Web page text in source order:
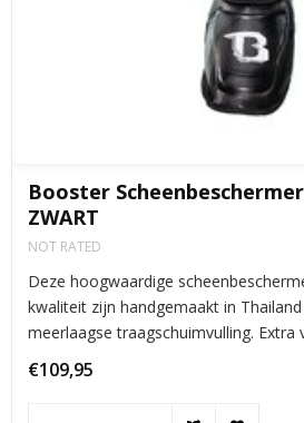
Booster
ZWART
NOT RATED
Deze hoogwaardige
kwaliteit zijn handgemaakt in
meerlaagse traagschuimvulling. Extra
en scheenbeen zijn voor extra
€109,95